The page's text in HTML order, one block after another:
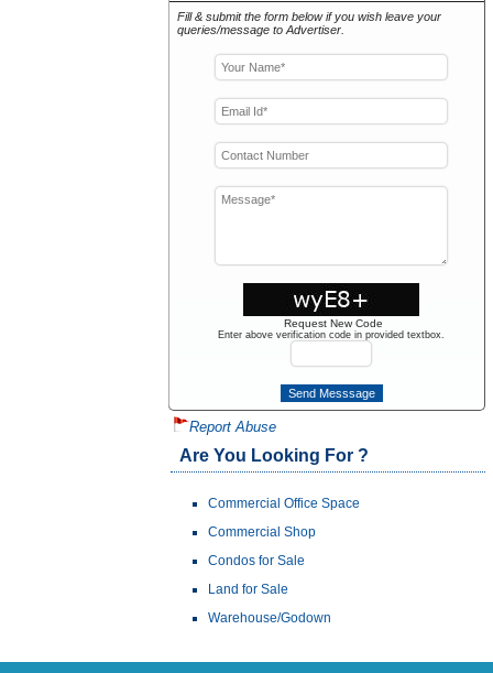
Fill & submit the form below if you wish leave your
queries/message to Advertiser.
Request New Code
Enter above verification code in provided textbox.
Report Abuse
Are You Looking For ?
Commercial Office Space
Commercial Shop
Condos for Sale
Land for Sale
Warehouse/Godown